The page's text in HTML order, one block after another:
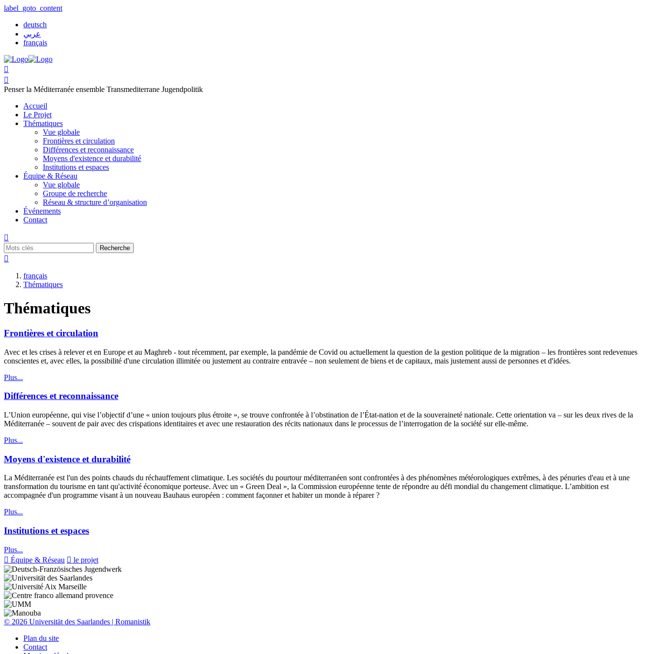
label_goto_content
deutsch
عربي
français


Penser la Méditerranée ensemble Transmediterrane Jugendpolitik
Accueil
Le Projet
Thématiques
Vue globale
Frontières et circulation
Différences et reconnaissance
Moyens d'existence et durabilité
Institutions et espaces
Équipe & Réseau
Vue globale
Groupe de recherche
Réseau & structure d’organisation
Événements
Contact

Recherche

français
Thématiques
Thématiques
Frontières et circulation
Avec et les crises à relever et en Europe et au Maghreb - tout récemment, par exemple, la pandémie de Covid ou actuellement la question de la gestion politique de la migration – les frontières sont redevenues
conscientes et, avec elles, la possibilité d'une circulation illimitée ou justement au contraire entravée – non seulement de biens et de capitaux, mais justement aussi de personnes et d'idées.
Plus...
Différences et reconnaissance
L’Union européenne, qui vise l’objectif d’une « union toujours plus étroite », se trouve confrontée à l’obstination de l’État-nation et de la souveraineté nationale. Cette orientation va – sur les deux rives de la
Méditerranée – souvent de pair avec des crispations identitaires et avec une restauration des récits nationaux dans le processus de l’interrogation de la société sur elle-même.
Plus...
Moyens d'existence et durabilité
La Méditerranée est l'un des points chauds du réchauffement climatique. Les sociétés du pourtour méditerranéen sont confrontées à des phénomènes météorologiques extrêmes, à des pénuries d'eau et à une
transformation du tourisme en tant qu'activité économique porteuse. Avec un « Green Deal », la Commission européenne tente de répondre au défi mondial du changement climatique. L’ambition est
accompagnée d'un programme visant à un nouveau Bauhaus européen : comment façonner et habiter un monde à réparer ?
Plus...
Institutions et espaces
Plus...
 Équipe & Réseau  le projet
© 2026 Universität des Saarlandes | Romanistik
Plan du site
Contact